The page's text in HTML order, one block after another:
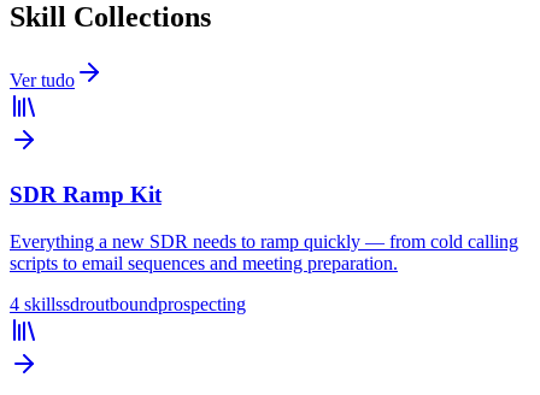
Skill Collections
Ver tudo
SDR Ramp Kit
Everything a new SDR needs to ramp quickly — from cold calling
scripts to email sequences and meeting preparation.
4 skillssdroutboundprospecting